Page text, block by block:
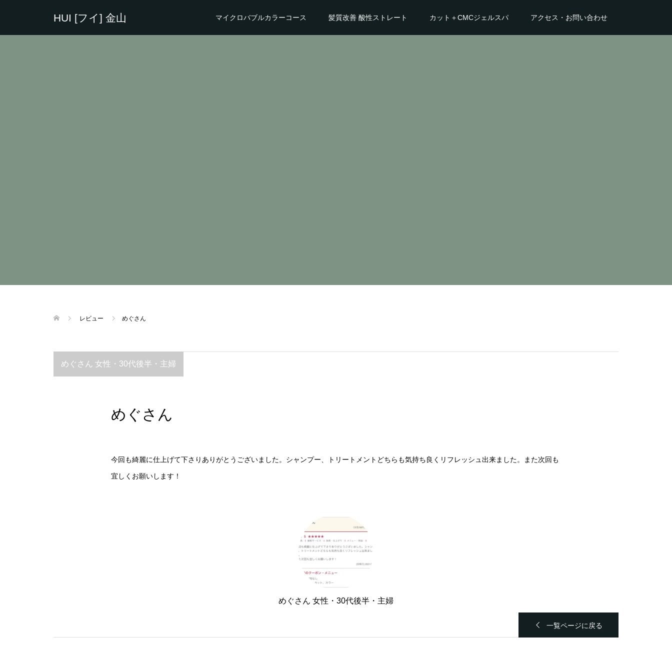
HUI [フイ] 金山 マイクロバブルカラーコース 髪質改善 酸性ストレート カット＋CMCジェルスパ アクセス・お問い合わせ
レビュー めぐさん
めぐさん 女性・30代後半・主婦
めぐさん
今回も綺麗に仕上げて下さりありがとうございました。シャンプー、トリートメントどちらも気持ち良くリフレッシュ出来ました。また次回も
宜しくお願いします！
めぐさん 女性・30代後半・主婦
一覧ページに戻る